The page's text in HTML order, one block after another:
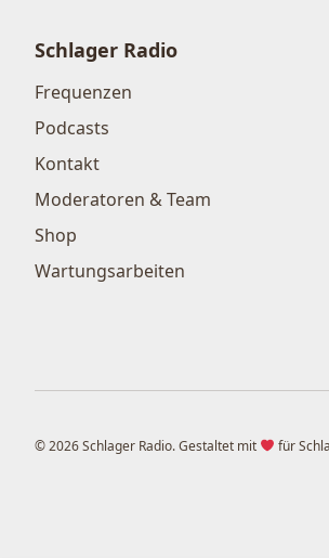
Schlager Radio
Frequenzen
Podcasts
Kontakt
Moderatoren & Team
Shop
Wartungsarbeiten
© 2026 Schlager Radio. Gestaltet mit für